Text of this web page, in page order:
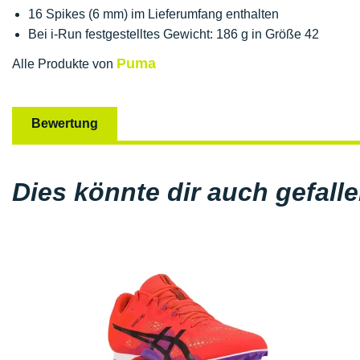
16 Spikes (6 mm) im Lieferumfang enthalten
Bei i-Run festgestelltes Gewicht: 186 g in Größe 42
Alle Produkte von Puma
Bewertung
Dies könnte dir auch